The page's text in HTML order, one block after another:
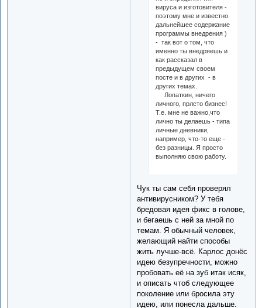
вируса и изготовителя -
поэтому мне и известно
дальнейшее содержание
программы внедрения )
- так вот о том, что
именно ты внедряешь и
как рассказал в
предыдущем своем
посте и в других - в
других темах.
Лопаткин, ничего
личного, прлсто бизнес!
Т.е. мне не важно,что
лично ты делаешь - типа
личные дневники,
например, что-то еще -
без разницы. Я просто
выполняю свою работу.
Чук ты сам себя проверял
антивирусником? У тебя
бредовая идея фикс в голове,
и бегаешь с ней за мной по
темам. Я обычный человек,
желающий найти способы
жить лучше-всё. Карлос донёс
идею безупречности, можно
пробовать её на зуб итак исяк,
и описать чтоб следующее
поколение или бросила эту
идею, или понесла дальше.